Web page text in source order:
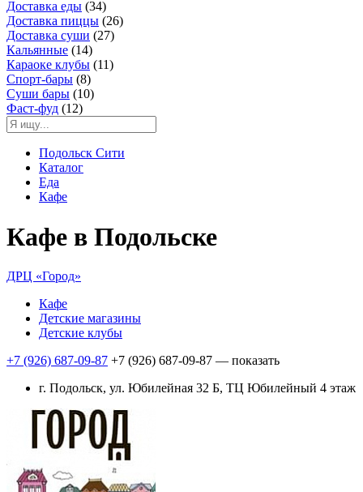
Доставка еды (34)
Доставка пиццы (26)
Доставка суши (27)
Кальянные (14)
Караоке клубы (11)
Спорт-бары (8)
Суши бары (10)
Фаст-фуд (12)
Подольск Сити
Каталог
Еда
Кафе
Кафе в Подольске
ДРЦ «Город»
Кафе
Детские магазины
Детские клубы
+7 (926) 687-09-87 +7 (926) 687-09-87 — показать
г. Подольск, ул. Юбилейная 32 Б, ТЦ Юбилейный 4 этаж